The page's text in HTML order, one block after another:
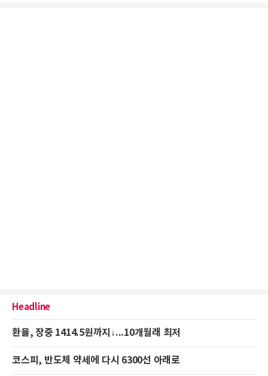
Headline
환율, 장중 1414.5원까지↓...10개월래 최저
코스피, 반도체 약세에 다시 6300선 아래로